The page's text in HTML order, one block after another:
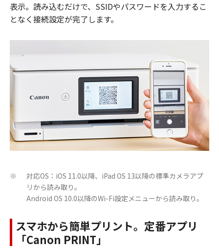
表示。読み込むだけで、SSIDやパスワードを入力するこ
となく接続設定が完了します。
※
対応OS：iOS 11.0以降、iPad OS 13以降の標準カメラアプ
リから読み取り。
Android OS 10.0以降のWi-Fi設定メニューから読み取り。
スマホから簡単プリント。定番アプリ
「Canon PRINT」